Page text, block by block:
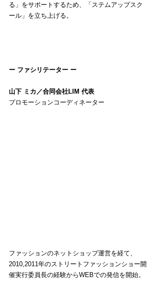
る」をサポートするため、「ステムアップスク
ール」を立ち上げる。
ー ファシリテーター ー
山下 ミカ／合同会社LIM 代表
プロモーションコーディネーター
ファッションのネットショップ運営を経て、
2010,2011年のストリートファッションショー開
催実行委員長の経験からWEBでの発信を開始。